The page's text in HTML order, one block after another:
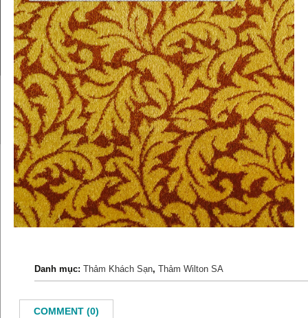
Danh mục: Thảm Khách Sạn, Thảm Wilton SA
COMMENT (0)